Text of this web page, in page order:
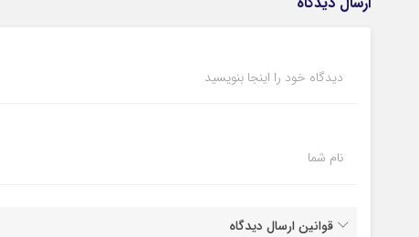
دیدگاه خود را اینجا بنویسید
نام شما
قوانین ارسال دیدگاه